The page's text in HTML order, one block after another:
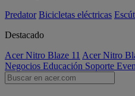
Predator Bicicletas eléctricas
Destacado
Acer Nitro Blaze 11 Acer Nitro
Negocios Educación Soporte